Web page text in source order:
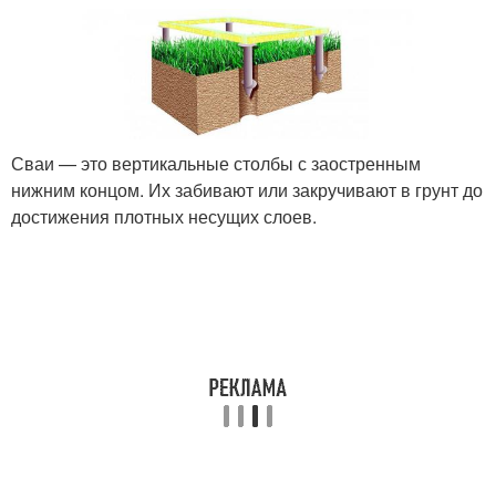
Сваи — это вертикальные столбы с заостренным
нижним концом. Их забивают или закручивают в грунт до
достижения плотных несущих слоев.